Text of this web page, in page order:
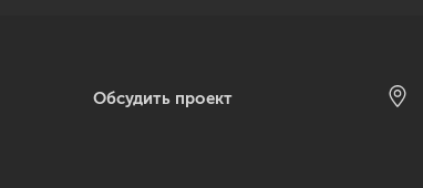
Обсудить проект